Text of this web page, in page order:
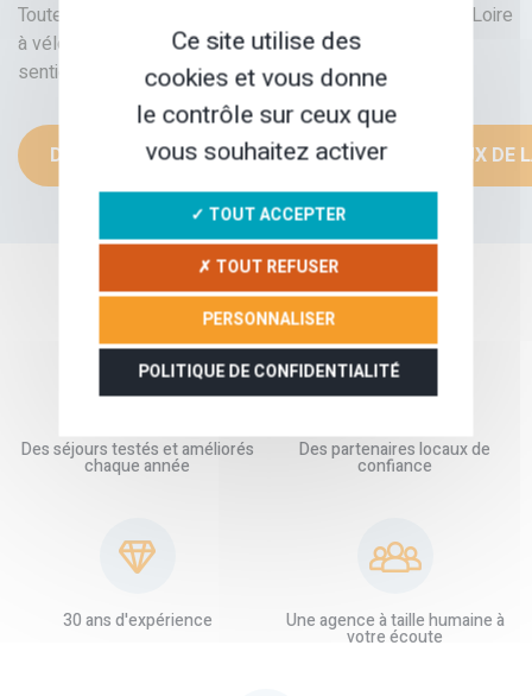
Toutes ces idées de séjour permettent de rouler sur la Loire
à vélo pour découvrir les châteaux de la Loire hors des
sentiers battus. Une belle expérience vous attend !
DÉCOUVRIR NOS SÉJOURS DANS LES CHÂTEAUX DE
NOS GARANTIES
Des séjours testés et améliorés
chaque année
Des partenaires locaux de
confiance
30 ans d'expérience Une agence à taille humaine à
votre écoute
Ce site utilise des
cookies et vous donne
le contrôle sur ceux que
vous souhaitez activer
✓ TOUT ACCEPTER
✗ TOUT REFUSER
PERSONNALISER
POLITIQUE DE CONFIDENTIALITÉ